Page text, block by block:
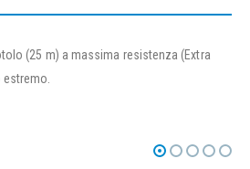
(25 m) a massima resistenza (Extra